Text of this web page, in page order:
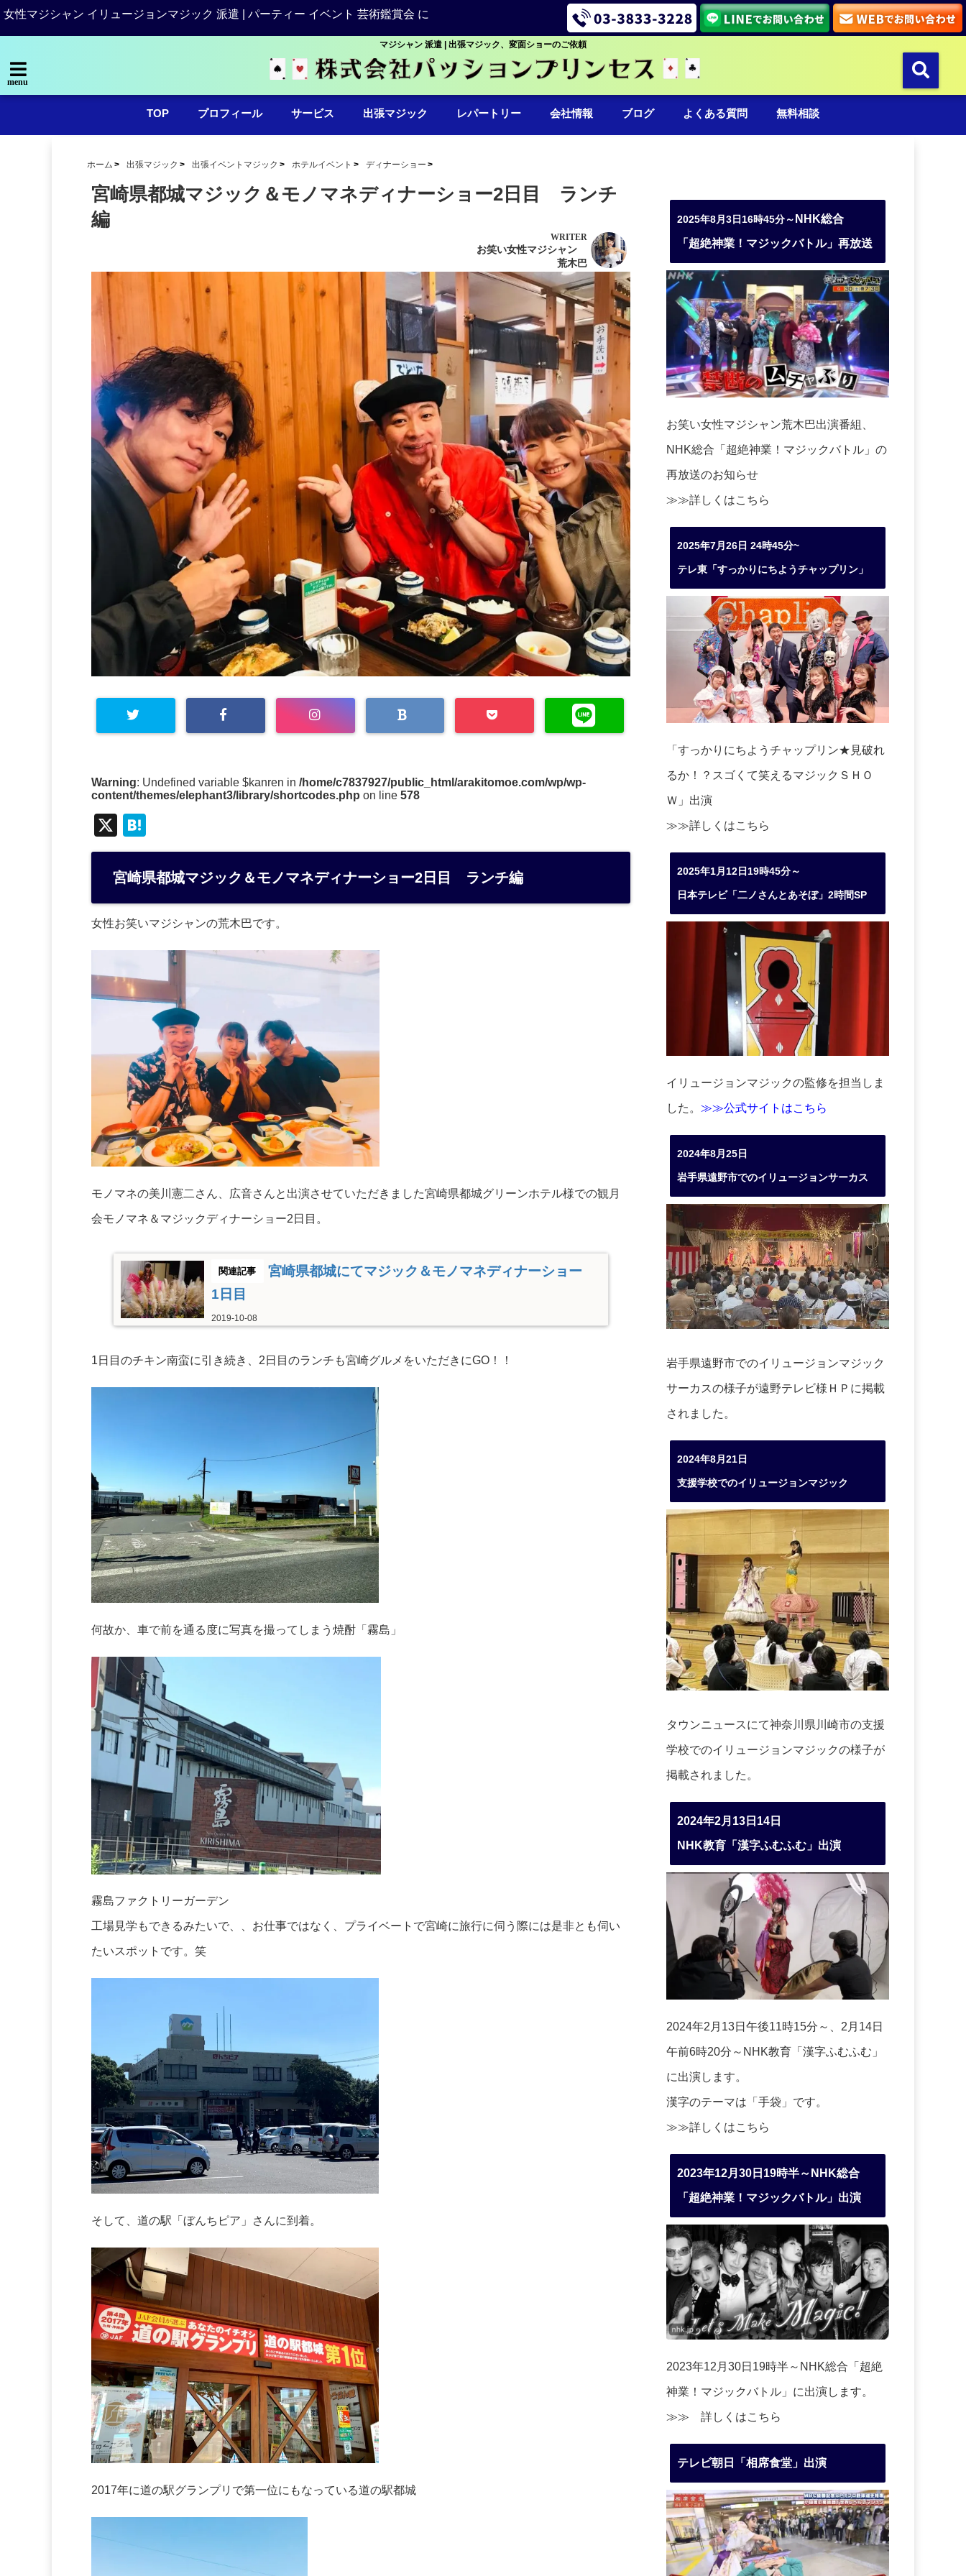
女性マジシャン イリュージョンマジック 派遣 | パーティー イベント 芸術鑑賞会 に
マジシャン 派遣 | 出張マジック、変面ショーのご依頼
menu
TOP プロフィール サービス 出張マジック レパートリー 会社情報 ブログ よくある質問 無料相談
ホーム 出張マジック 出張イベントマジック ホテルイベント ディナーショー
宮崎県都城マジック＆モノマネディナーショー2日目 ランチ
編
WRITER
お笑い女性マジシャン
荒木巴
Warning: Undefined variable $kanren in /home/c7837927/public_html/arakitomoe.com/wp/wp-
content/themes/elephant3/library/shortcodes.php on line 578
X
at
e
a
宮崎県都城マジック＆モノマネディナーショー2日目 ランチ編
女性お笑いマジシャンの荒木巴です。
モノマネの美川憲二さん、広音さんと出演させていただきました宮崎県都城グリーンホテル様での観月
会モノマネ＆マジックディナーショー2日目。
宮崎県都城にてマジック＆モノマネディナーショー
1日目
2019-10-08
1日目のチキン南蛮に引き続き、2日目のランチも宮崎グルメをいただきにGO！！
何故か、車で前を通る度に写真を撮ってしまう焼酎「霧島」
霧島ファクトリーガーデン
工場見学もできるみたいで、、お仕事ではなく、プライベートで宮崎に旅行に伺う際には是非とも伺い
たいスポットです。笑
そして、道の駅「ぼんちピア」さんに到着。
2017年に道の駅グランプリで第一位にもなっている道の駅都城
2025年8月3日16時45分～ NHK総合
「超絶神業！マジックバトル」再放送
お笑い女性マジシャン荒木巴出演番組、
NHK総合「超絶神業！マジックバトル」の
再放送のお知らせ
≫≫詳しくはこちら
2025年7月26日 24時45分~
テレ東「すっかりにちようチャップリン」
「すっかりにちようチャップリン★見破れ
るか！？スゴくて笑えるマジックＳＨＯ
Ｗ」出演
≫≫詳しくはこちら
2025年1月12日19時45分～
日本テレビ「二ノさんとあそぼ」2時間SP
イリュージョンマジックの監修を担当しま
した。 ≫≫公式サイトはこちら
2024年8月25日
岩手県遠野市でのイリュージョンサーカス
岩手県遠野市でのイリュージョンマジック
サーカスの様子が遠野テレビ様ＨＰに掲載
されました。
2024年8月21日
支援学校でのイリュージョンマジック
タウンニュースにて神奈川県川崎市の支援
学校でのイリュージョンマジックの様子が
掲載されました。
2024年2月13日14日
NHK教育「漢字ふむふむ」出演
2024年2月13日午後11時15分～、2月14日
午前6時20分～NHK教育「漢字ふむふむ」
に出演します。
漢字のテーマは「手袋」です。
≫≫詳しくはこちら
2023年12月30日19時半～NHK総合
「超絶神業！マジックバトル」出演
2023年12月30日19時半～NHK総合「超絶
神業！マジックバトル」に出演します。
≫≫ 詳しくはこちら
テレビ朝日「相席食堂」出演